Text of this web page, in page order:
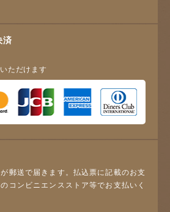
済
ただけます
郵送で届きます。払込票に記載のお支
コンビニエンスストア等でお支払いく